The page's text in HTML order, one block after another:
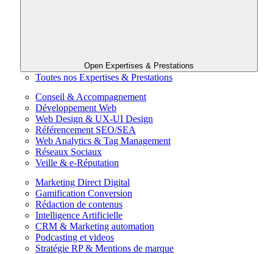
Open Expertises & Prestations
Toutes nos Expertises & Prestations
Conseil & Accompagnement
Développement Web
Web Design & UX-UI Design
Référencement SEO/SEA
Web Analytics & Tag Management
Réseaux Sociaux
Veille & e-Réputation
Marketing Direct Digital
Gamification Conversion
Rédaction de contenus
Intelligence Artificielle
CRM & Marketing automation
Podcasting et videos
Stratégie RP & Mentions de marque